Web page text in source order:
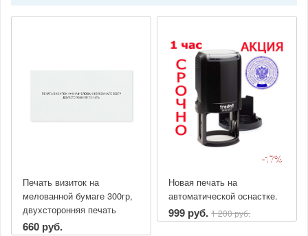
Печать визиток на
мелованной бумаге 300гр,
двухсторонняя печать
660 руб.
-17%
Новая печать на
автоматической оснастке.
999 руб.1 200 руб.